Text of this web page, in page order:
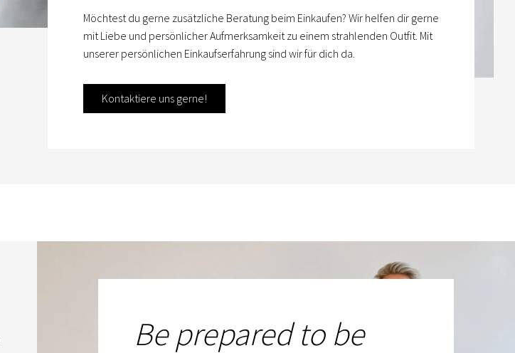
Möchtest du gerne zusätzliche Beratung beim Einkaufen? Wir helfen dir gerne
mit Liebe und persönlicher Aufmerksamkeit zu einem strahlenden Outfit. Mit
unserer persönlichen Einkaufserfahrung sind wir für dich da.
Kontaktiere uns gerne!
Be prepared to be